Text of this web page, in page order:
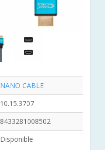
NANO CABLE
10.15.3707
8433281008502
Disponible